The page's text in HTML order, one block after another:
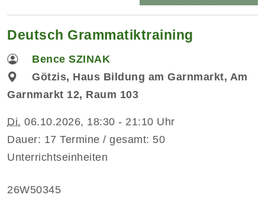
Deutsch Grammatiktraining
Bence SZINAK
Götzis, Haus Bildung am Garnmarkt, Am
Garnmarkt 12, Raum 103
Di. 06.10.2026, 18:30 - 21:10 Uhr
Dauer: 17 Termine / gesamt: 50
Unterrichtseinheiten
26W50345